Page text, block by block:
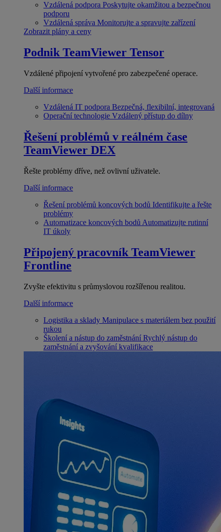
Vzdálená podpora Poskytujte okamžitou a bezpečnou
podporu
Vzdálená správa Monitorujte a spravujte zařízení
Zobrazit plány a ceny
Podnik TeamViewer Tensor
Vzdálené připojení vytvořené pro zabezpečené operace.
Další informace
Vzdálená IT podpora Bezpečná, flexibilní, integrovaná
Operační technologie Vzdálený přístup do dílny
Řešení problémů v reálném čase
TeamViewer DEX
Řešte problémy dříve, než ovlivní uživatele.
Další informace
Řešení problémů koncových bodů Identifikujte a řešte
problémy
Automatizace koncových bodů Automatizujte rutinní
IT úkoly
Připojený pracovník TeamViewer
Frontline
Zvyšte efektivitu s průmyslovou rozšířenou realitou.
Další informace
Logistika a sklady Manipulace s materiálem bez použití
rukou
Školení a nástup do zaměstnání Rychlý nástup do
zaměstnání a zvyšování kvalifikace